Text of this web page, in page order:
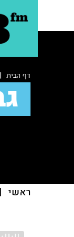
דף הבית |
ראשי |